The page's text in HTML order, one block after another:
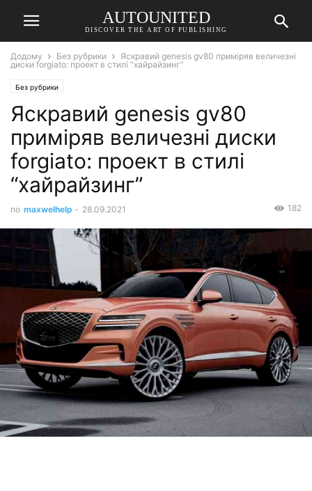
AUTOUNITED
DISCOVER THE ART OF PUBLISHING
Додому Без рубрики
Яскравий genesis gv80 приміряв величезні
диски forgiato: проект в стилі “хайрайзинг”
Без рубрики
Яскравий genesis gv80
приміряв величезні диски
forgiato: проект в стилі
“хайрайзинг”
по maxwelhelp - 28.09.2021 182